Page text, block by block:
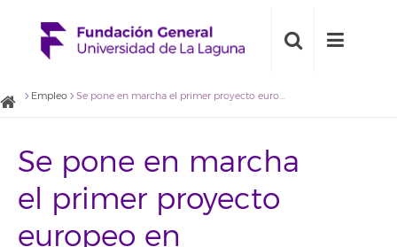
Empleo Se pone en marcha el primer proyecto europeo en Canarias que logrará estancias internacionales subvencionadas para jóvenes en 4 continentes
Se pone en marcha
el primer proyecto
europeo en